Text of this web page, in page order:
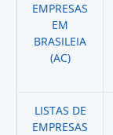
EMPRESAS
EM
BRASILEIA
(AC)
LISTAS DE
EMPRESAS